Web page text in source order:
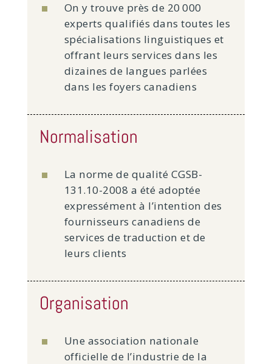
On y trouve près de 20 000
experts qualifiés dans toutes les
spécialisations linguistiques et
offrant leurs services dans les
dizaines de langues parlées
dans les foyers canadiens
Normalisation
La norme de qualité CGSB-
131.10-2008 a été adoptée
expressément à l’intention des
fournisseurs canadiens de
services de traduction et de
leurs clients
Organisation
Une association nationale
officielle de l’industrie de la